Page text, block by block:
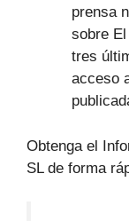
prensa
sobre
tres
acceso
Obtenga el
SL de forma